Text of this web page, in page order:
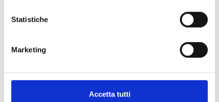
Statistiche
Marketing
Accetta tutti
com teclado tátil, ecrã LCD e 4
LEDs de sinalização